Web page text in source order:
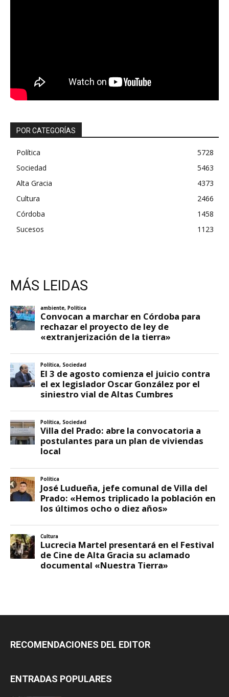
POR CATEGORÍAS
Política
5728
Sociedad
5463
Alta Gracia
4373
Cultura
2466
Córdoba
1458
Sucesos
1123
MÁS LEIDAS
RECOMENDACIONES DEL EDITOR
ENTRADAS POPULARES